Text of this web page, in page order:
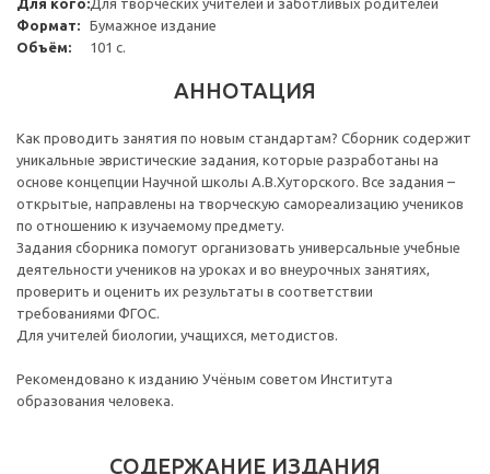
Для кого:Для творческих учителей и заботливых родителей
Формат:
Бумажное издание
Объём:
101 с.
АННОТАЦИЯ
Как проводить занятия по новым стандартам? Сборник содержит
уникальные эвристические задания, которые разработаны на
основе концепции Научной школы А.В.Хуторского. Все задания –
открытые, направлены на творческую самореализацию учеников
по отношению к изучаемому предмету.
Задания сборника помогут организовать универсальные учебные
деятельности учеников на уроках и во внеурочных занятиях,
проверить и оценить их результаты в соответствии
требованиями ФГОС.
Для учителей биологии, учащихся, методистов.
Рекомендовано к изданию Учёным советом Института
образования человека.
СОДЕРЖАНИЕ ИЗДАНИЯ